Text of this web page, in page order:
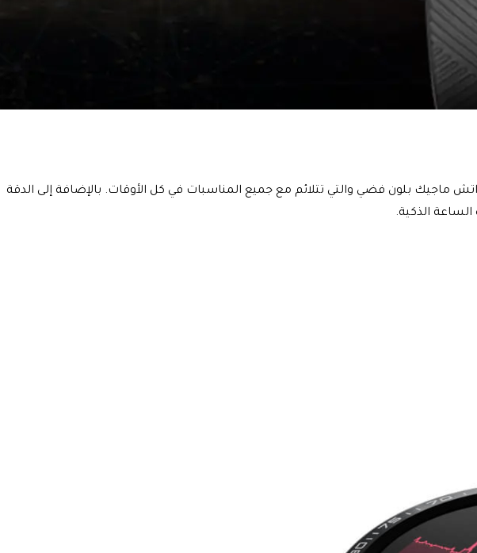
لك ساعة هونر واتش ماجيك بلون فضي والتي تتلائم مع جميع المناسبات في كل الأوقات. بالإضافة إلى الدقة
الذكية.